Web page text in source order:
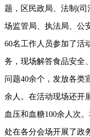
题，区民政局、法制(
场监管局、执法局、公
60名工作人员参加了活
务，现场解答食品安全
问题40余个，发放各类
余人。在活动现场还开
血压和血糖100余人次
处在各分会场开展了政